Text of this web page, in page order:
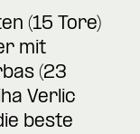
(15 Tore)
mit
(23
Verlic
beste